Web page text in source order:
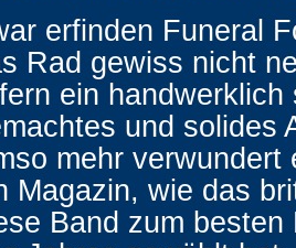
erfinden Funeral
Rad gewiss nicht
ein handwerklich
und solides
mehr verwundert
Magazin, wie das
Band zum besten